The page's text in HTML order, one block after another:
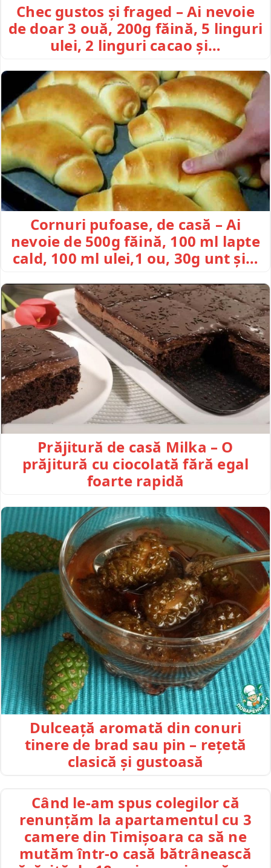
Chec gustos și fraged – Ai nevoie
de doar 3 ouă, 200g făină, 5 linguri
ulei, 2 linguri cacao și…
Cornuri pufoase, de casă – Ai
nevoie de 500g făină, 100 ml lapte
cald, 100 ml ulei,1 ou, 30g unt și…
Prăjitură de casă Milka – O
prăjitură cu ciocolată fără egal
foarte rapidă
Dulceață aromată din conuri
tinere de brad sau pin – rețetă
clasică și gustoasă
Când le-am spus colegilor că
renunțăm la apartamentul cu 3
camere din Timișoara ca să ne
mutăm într-o casă bătrânească